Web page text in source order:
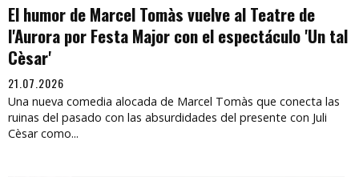
El humor de Marcel Tomàs vuelve al Teatre de
l'Aurora por Festa Major con el espectáculo 'Un tal
Cèsar'
21.07.2026
Una nueva comedia alocada de Marcel Tomàs que conecta las
ruinas del pasado con las absurdidades del presente con Juli
Cèsar como...